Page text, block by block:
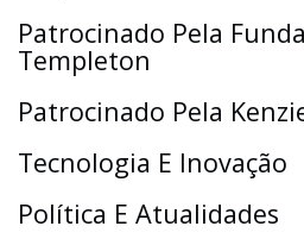
Patrocinado Pela
Templeton
Patrocinado Pela
Tecnologia E Inovação
Política E Atualidades